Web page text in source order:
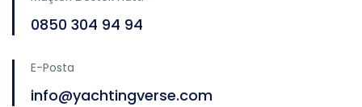
0850 304 94 94
E-Posta
info@yachtingverse.com